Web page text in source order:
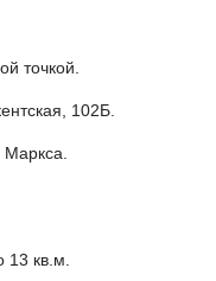
точкой.
102Б.
Маркса.
13 кв.м.